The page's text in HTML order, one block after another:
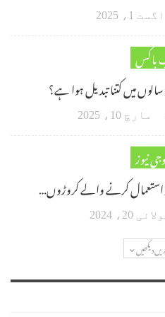
اگست 1، 2025
باکس
مارچ 10، 2025
نیوز
استعمال کرنے والے کروڑوں…
20، 2024
دیکھیں